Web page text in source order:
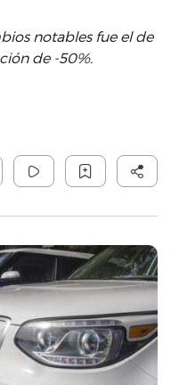
notables fue el de
de -50%.